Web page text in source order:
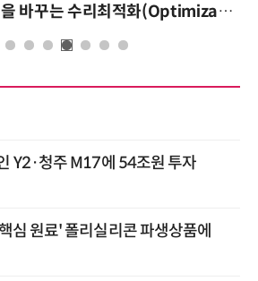
AI 시대의 의사결정을 바꾸는 수리최적화(Optimization): 실제 산업 적용 사례와 활용 전략
Y2·청주 M17에 54조원 투자
심 원료' 폴리실리콘 파생상품에